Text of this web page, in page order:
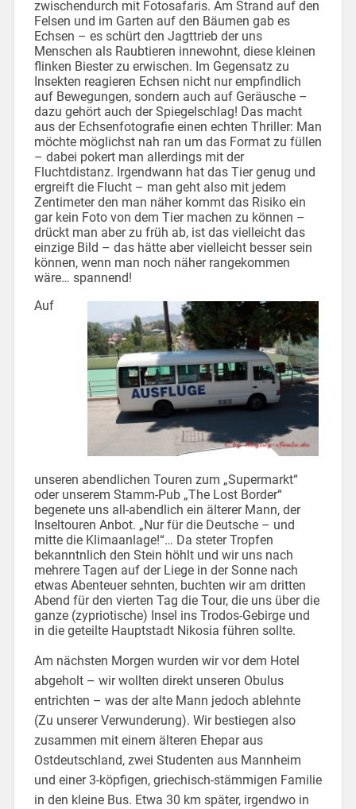
zwischendurch mit Fotosafaris. Am Strand auf den
Felsen und im Garten auf den Bäumen gab es
Echsen – es schürt den Jagttrieb der uns
Menschen als Raubtieren innewohnt, diese kleinen
flinken Biester zu erwischen. Im Gegensatz zu
Insekten reagieren Echsen nicht nur empfindlich
auf Bewegungen, sondern auch auf Geräusche –
dazu gehört auch der Spiegelschlag! Das macht
aus der Echsenfotografie einen echten Thriller: Man
möchte möglichst nah ran um das Format zu füllen
– dabei pokert man allerdings mit der
Fluchtdistanz. Irgendwann hat das Tier genug und
ergreift die Flucht – man geht also mit jedem
Zentimeter den man näher kommt das Risiko ein
gar kein Foto von dem Tier machen zu können –
drückt man aber zu früh ab, ist das vielleicht das
einzige Bild – das hätte aber vielleicht besser sein
können, wenn man noch näher rangekommen
wäre… spannend!
Auf
unseren abendlichen Touren zum „Supermarkt“
oder unserem Stamm-Pub „The Lost Border“
begenete uns all-abendlich ein älterer Mann, der
Inseltouren Anbot. „Nur für die Deutsche – und
mitte die Klimaanlage!“… Da steter Tropfen
bekanntnlich den Stein höhlt und wir uns nach
mehrere Tagen auf der Liege in der Sonne nach
etwas Abenteuer sehnten, buchten wir am dritten
Abend für den vierten Tag die Tour, die uns über die
ganze (zypriotische) Insel ins Trodos-Gebirge und
in die geteilte Hauptstadt Nikosia führen sollte.
Am nächsten Morgen wurden wir vor dem Hotel
abgeholt – wir wollten direkt unseren Obulus
entrichten – was der alte Mann jedoch ablehnte
(Zu unserer Verwunderung). Wir bestiegen also
zusammen mit einem älteren Ehepar aus
Ostdeutschland, zwei Studenten aus Mannheim
und einer 3-köpfigen, griechisch-stämmigen Familie
in den kleine Bus. Etwa 30 km später, irgendwo in